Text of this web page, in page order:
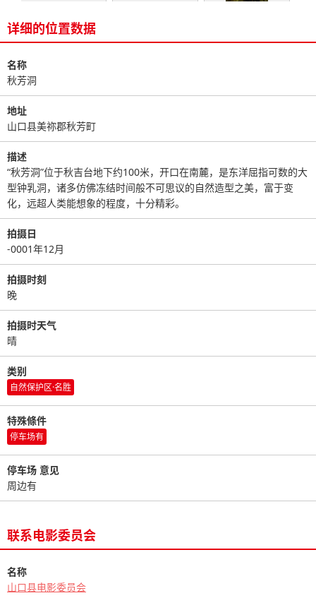
详细的位置数据
名称
秋芳洞
地址
山口县美祢郡秋芳町
描述
“秋芳洞”位于秋吉台地下约100米，开口在南麓，是东洋屈指可数的大
型钟乳洞，诸多仿佛冻结时间般不可思议的自然造型之美，富于变
化，远超人类能想象的程度，十分精彩。
拍摄日
-0001年12月
拍摄时刻
晚
拍摄时天气
晴
类别
自然保护区·名胜
特殊條件
停车场有
停车场 意见
周边有
联系电影委员会
名称
山口县电影委员会